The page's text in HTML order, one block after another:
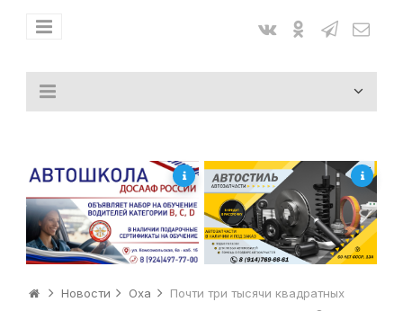
Новости Оха
Почти три тысячи квадратных